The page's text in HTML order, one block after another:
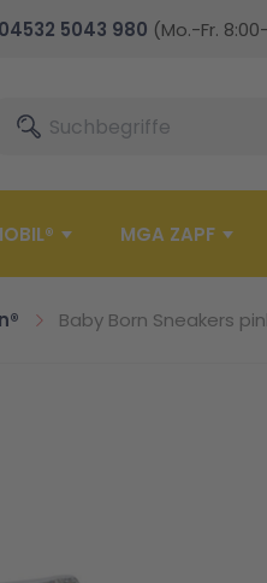
04532 5043 980 (Mo.-Fr.
Suche
MGA ZAPF
Baby Born Sneakers